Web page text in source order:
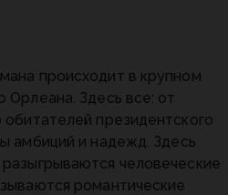
происходит в крупном
Орлеана. Здесь все: от
обитателей президентского
амбиций и надежд. Здесь
человеческие
романтические